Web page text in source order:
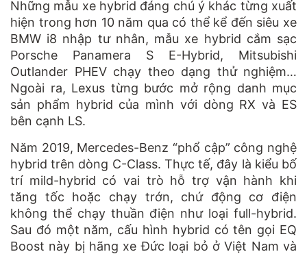
Những mẫu xe hybrid đáng chú ý khác từng xuất
hiện trong hơn 10 năm qua có thể kể đến siêu xe
BMW i8 nhập tư nhân, mẫu xe hybrid cắm sạc
Porsche Panamera S E-Hybrid, Mitsubishi
Outlander PHEV chạy theo dạng thử nghiệm…
Ngoài ra, Lexus từng bước mở rộng danh mục
sản phẩm hybrid của mình với dòng RX và ES
bên cạnh LS.
Năm 2019, Mercedes-Benz “phổ cập” công nghệ
hybrid trên dòng C-Class. Thực tế, đây là kiểu bố
trí mild-hybrid có vai trò hỗ trợ vận hành khi
tăng tốc hoặc chạy trớn, chứ động cơ điện
không thể chạy thuần điện như loại full-hybrid.
Sau đó một năm, cấu hình hybrid có tên gọi EQ
Boost này bị hãng xe Đức loại bỏ ở Việt Nam và